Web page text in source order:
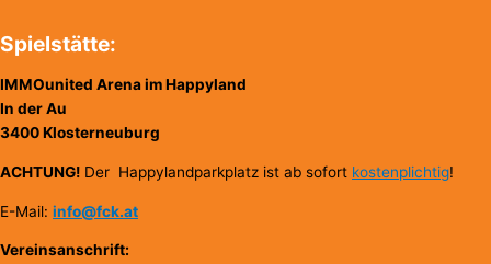
Spielstätte:
IMMOunited Arena im Happyland
In der Au
3400 Klosterneuburg
ACHTUNG! Der Happylandparkplatz ist ab sofort kostenplichtig!
E-Mail: info@fck.at
Vereinsanschrift: